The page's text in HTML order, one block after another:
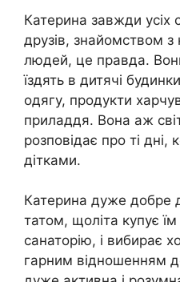
Катерина завжди усіх
друзів, знайомством
людей, це правда.
їздять в дитячі
одягу, продукти
приладдя. Вона аж
розповідає про ті дні,
дітками.
Катерина дуже добре
татом, щоліта купує
санаторію, і вибирає
гарним відношенням